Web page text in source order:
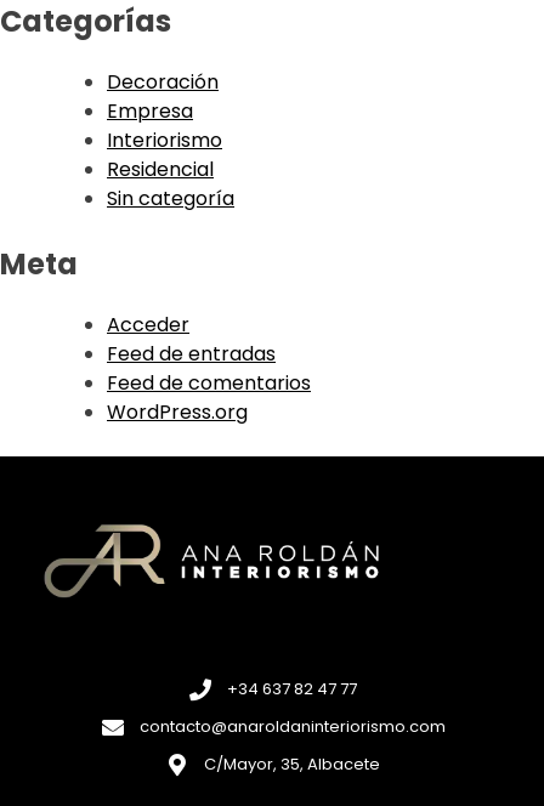
Categorías
Decoración
Empresa
Interiorismo
Residencial
Sin categoría
Meta
Acceder
Feed de entradas
Feed de comentarios
WordPress.org
+34 637 82 47 77
contacto@anaroldaninteriorismo.com
C/Mayor, 35, Albacete